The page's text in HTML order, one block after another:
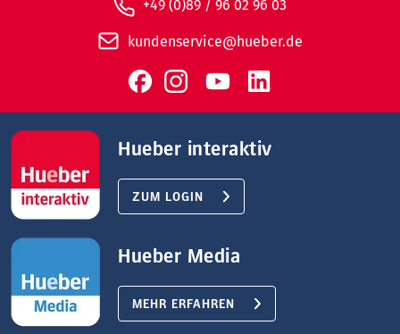
+49 (0)89 / 96 02 96 03
kundenservice@hueber.de
Hueber interaktiv
ZUM LOGIN
Hueber Media
MEHR ERFAHREN